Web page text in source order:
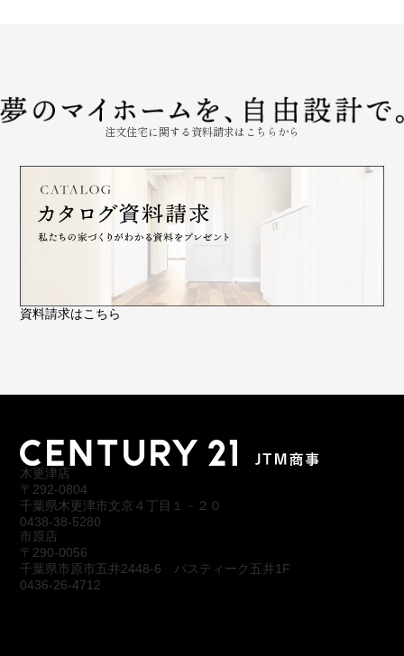
注文住宅に関する資料請求はこちらから
資料請求はこちら
木更津店
〒292-0804
千葉県木更津市文京４丁目１－２０
0438-38-5280
市原店
〒290-0056
千葉県市原市五井2448-6 パスティーク五井1F
0436-26-4712